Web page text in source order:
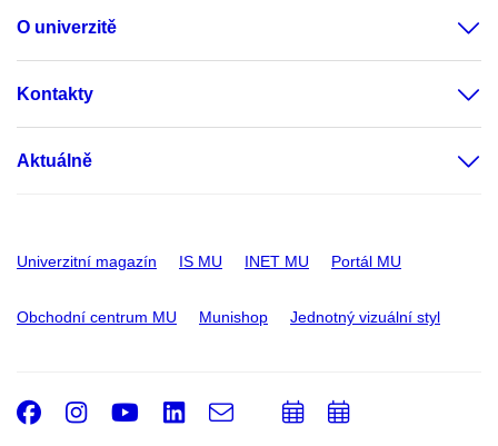
O univerzitě
Kontakty
Aktuálně
Univerzitní magazín IS MU INET MU Portál MU
Obchodní centrum MU Munishop Jednotný vizuální styl
Facebook
Instagram
Youtube
LinkedIn
e-
PřidatPřidat